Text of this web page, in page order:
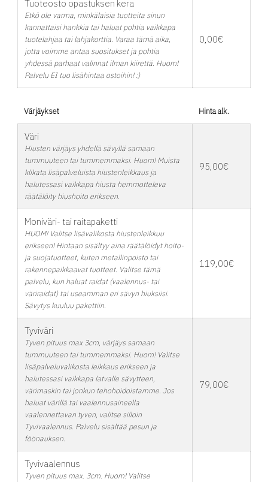
Tuoteosto opastuksen kera
Etkö ole varma, minkälaisia tuotteita sinun
kannattaisi hankkia tai haluat pohtia vaikkapa
tuotelahjaa tai lahjakorttia. Varaa tämä aika,
jotta voimme antaa suositukset ja pohtia
yhdessä parhaat valinnat ilman kiirettä. Huom!
Palvelu EI tuo lisähintaa ostoihin! :)
0,00€
Värjäykset Hinta alk.
Väri
Hiusten värjäys yhdellä sävyllä samaan
tummuuteen tai tummemmaksi. Huom! Muista
klikata lisäpalveluista hiustenleikkaus ja
halutessasi vaikkapa hiusta hemmotteleva
räätälöity hiushoito erikseen.
95,00€
Moniväri- tai raitapaketti
HUOM! Valitse lisävalikosta hiustenleikkuu
erikseen! Hintaan sisältyy aina räätälöidyt hoito-
ja suojatuotteet, kuten metallinpoisto tai
rakennepaikkaavat tuotteet. Valitse tämä
palvelu, kun haluat raidat (vaalennus- tai
väriraidat) tai useamman eri sävyn hiuksiisi.
Sävytys kuuluu pakettiin.
119,00€
Tyviväri
Tyven pituus max 3cm, värjäys samaan
tummuuteen tai tummemmaksi. Huom! Valitse
lisäpalveluvalikosta leikkaus erikseen ja
halutessasi vaikkapa latvalle sävytteen,
värimaskin tai jonkun tehohoidoistamme. Jos
haluat värillä tai vaalennusaineella
vaalennettavan tyven, valitse silloin
Tyvivaalennus. Palvelu sisältää pesun ja
föönauksen.
79,00€
Tyvivaalennus
Tyven pituus max. 3cm. Huom! Valitse